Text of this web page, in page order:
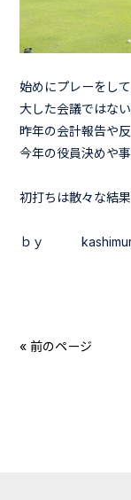
始めにプレーをし
大した会議ではな
昨年の会計報告や
今年の役員決めや
初打ちは散々な結
ｂｙ
« 前のページ